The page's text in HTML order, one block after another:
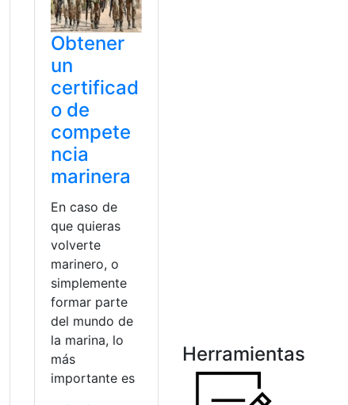
Obtener
un
certificad
o de
compete
ncia
marinera
En caso de
que quieras
volverte
marinero, o
simplemente
formar parte
del mundo de
la marina, lo
más
importante es
Herramientas